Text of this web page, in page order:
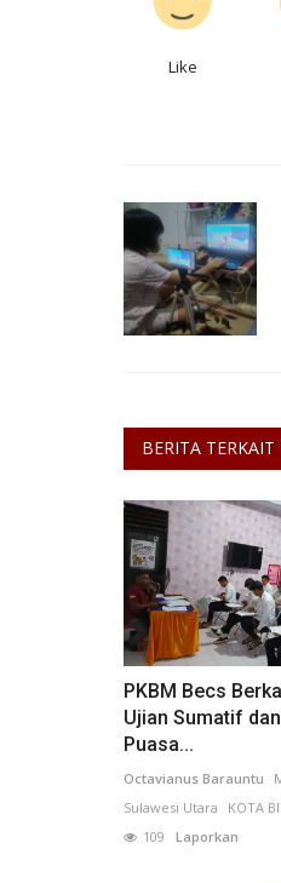
Like
BERITA TERKAIT
PKBM Becs
Ujian Sumatif
Puasa...
Octavianus Barauntu
Sulawesi Utara
KOTA
109 Laporkan